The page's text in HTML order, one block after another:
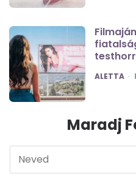
POSTED
ALETTA
Maradj